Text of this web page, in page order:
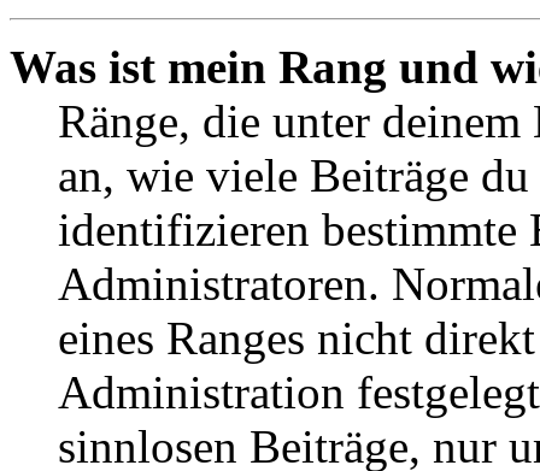
Was ist mein Rang und
Ränge, die unter deinem
an, wie viele Beiträge
identifizieren bestimmte
Administratoren.
eines Ranges nicht
Administration
sinnlosen Beiträge, nur